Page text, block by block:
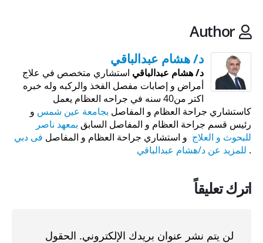
Author
د/ هشام عبدالباقي
د/ هشام عبدالباقي استشاري متخصص في علاج
أمراض و إصابات مفصل الفخذ والركبه وله خبره
اكتر من40 سنه في جراحه العظام يعمل
كاستشاري جراحة العظام و المفاصل بجامعة عين شمس و
رئيس قسم جراحة العظام و المفاصل السابق بمعهد ناصر
للبحوث و العلاج و استشاري جراحة العظام و المفاصل فى دبي
. للمزيد عن د/هشام عبدالباقي
اترك تعليقاً
لن يتم نشر عنوان بريدك الإلكتروني. الحقول